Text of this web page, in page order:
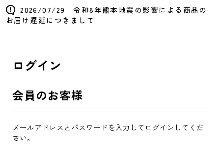
2026/07/29 令和8年熊本地震の影響による商品の
お届け遅延につきまして
ログイン
会員のお客様
メールアドレスとパスワードを入力してログインしてくだ
さい。